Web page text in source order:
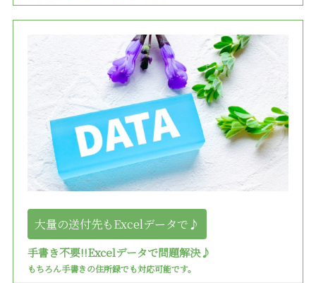
シーン別特集
お中元ギフト
お中元ハムギフ
ト
誕生日ギフト
出産内祝い 結婚内祝い 法事・香典返し
長寿祝い 高級肉ギフト 法人ギフト
LINEギフト ふるさと納税
大量の送付先もExcelデータで♪
手書き不要!!Excelデータで問題解決♪
もちろん手書きの住所録でも対応可能です。